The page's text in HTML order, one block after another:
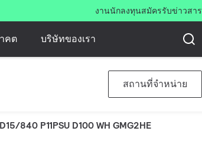
งานนักลงทุนสมัครรับข่าวสาร
คต บริษัทของเรา
สถานที่จำหน่าย
840 P11PSU D100 WH GMG2HE